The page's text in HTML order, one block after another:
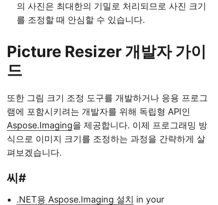
의 사진은 최대한의 기밀로 처리되므로 사진 크기
를 조정할 때 안심할 수 있습니다.
Picture Resizer 개발자 가이
드
또한 그림 크기 조정 도구를 개발하거나 응용 프로그
램에 포함시키려는 개발자를 위해 독립형 API인
Aspose.Imaging을 제공합니다. 이제 프로그래밍 방
식으로 이미지 크기를 조정하는 과정을 간략하게 살
펴보겠습니다.
씨#
.NET용 Aspose.Imaging 설치 in your